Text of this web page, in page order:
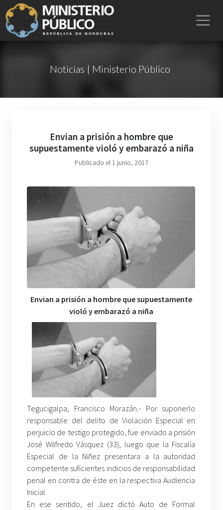
Noticias | Ministerio Público
Envian a prisión a hombre que
supuestamente violó y embarazó a niña
Publicado el 1 junio, 2017
Envian a prisión a hombre que supuestamente
violó y embarazó a niña
Tegucigalpa, Francisco Morazán.- Por suponerlo
responsable del delito de Violación Especial en
perjuicio de testigo protegido, fue enviado a prisión
José Wilfredo Vásquez (33), luego que la Fiscalía
Especial de la Niñez presentara a la autoridad
competente suficientes indicios de responsabilidad
penal en contra de éste en la respectiva Audiencia
Inicial.
En ese sentido, el Juez dictó Auto de Formal